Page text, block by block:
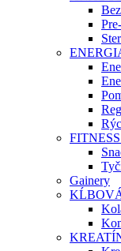
Gainery